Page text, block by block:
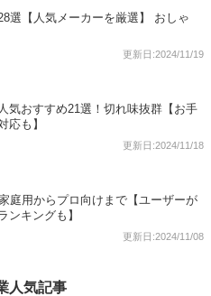
選【人気メーカーを厳選】 おしゃ
更新日:2024/11/19
気おすすめ21選！切れ味抜群【お手
応も】
更新日:2024/11/18
庭用からプロ向けまで【ユーザーが
ンキングも】
更新日:2024/11/08
人気記事